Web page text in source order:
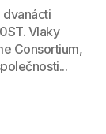
dvanácti
Vlaky
Consortium,